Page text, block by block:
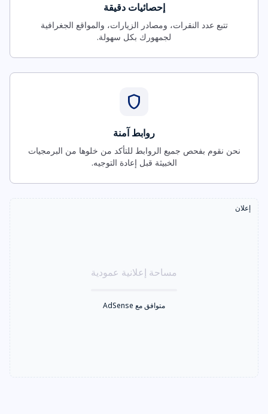
إحصائيات دقيقة
تتبع عدد النقرات، ومصادر الزيارات، والمواقع الجغرافية
لجمهورك بكل سهولة.
shield
روابط آمنة
نحن نقوم بفحص جميع الروابط للتأكد من خلوها من البرمجيات
الخبيثة قبل إعادة التوجيه.
إعلان
مساحة إعلانية عمودية
متوافق مع AdSense